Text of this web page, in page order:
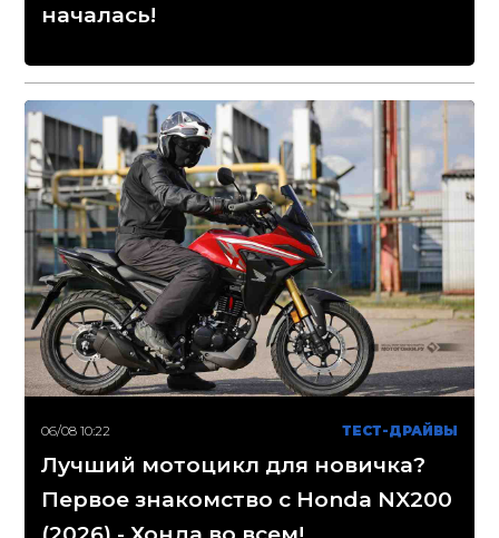
началась!
06/08 10:22 ТЕСТ-ДРАЙВЫ
Лучший мотоцикл для новичка?
Первое знакомство с Honda NX200